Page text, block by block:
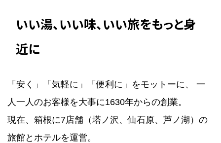
いい湯、いい味、いい旅をもっと身
近に
「安く」「気軽に」「便利に」をモットーに、 一
人一人のお客様を大事に1630年からの創業。
現在、箱根に7店舗（塔ノ沢、仙石原、芦ノ湖）の
旅館とホテルを運営。